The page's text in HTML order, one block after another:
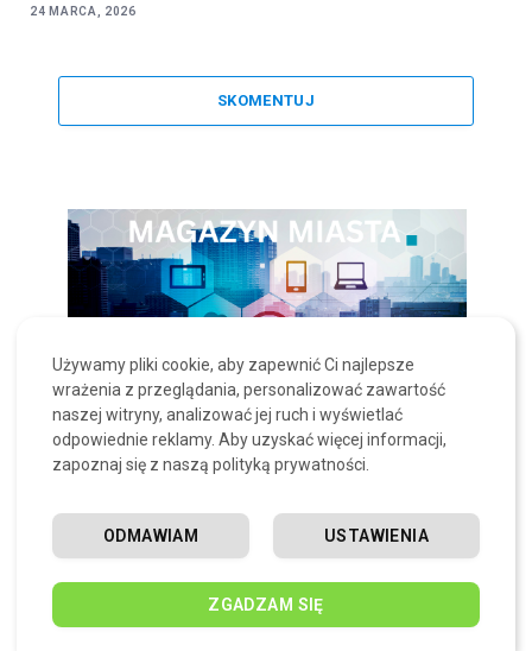
24 MARCA, 2026
SKOMENTUJ
POWIĄZANE ARTYKUŁY
Bezpieczeństwo na drodze zaczyna się
od dobrego widzenia
Używamy pliki cookie, aby zapewnić Ci najlepsze
wrażenia z przeglądania, personalizować zawartość
naszej witryny, analizować jej ruch i wyświetlać
odpowiednie reklamy. Aby uzyskać więcej informacji,
zapoznaj się z naszą polityką prywatności.
ZGADZAM SIĘ
USTAWIENIA
ODMAWIAM